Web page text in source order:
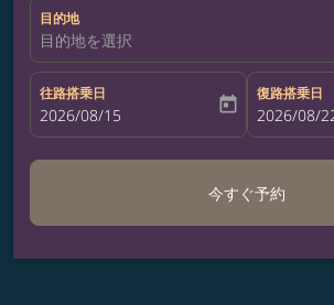
目的地
目的地を選択
往路搭乗日
fc-booking-departure-date-aria-label
2026/08/15 today
復路搭乗日
fc-
2026/08/
今すぐ予約